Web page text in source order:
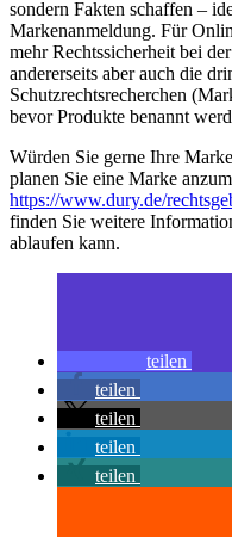
sondern Fakten schaffen –
Markenanmeldung. Für
mehr Rechtssicherheit bei
andererseits aber auch die
Schutzrechtsrecherchen
bevor Produkte benannt
Würden Sie gerne Ihre
planen Sie eine Marke
https://www.dury.de/
finden Sie weitere
ablaufen kann.
teilen
teilen
teilen
teilen
teilen